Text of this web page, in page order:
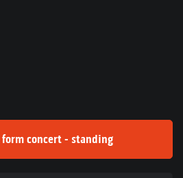
concert - standing